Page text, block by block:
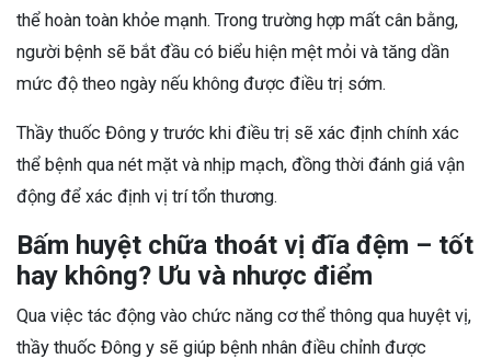
thể hoàn toàn khỏe mạnh. Trong trường hợp mất cân bằng,
người bệnh sẽ bắt đầu có biểu hiện mệt mỏi và tăng dần
mức độ theo ngày nếu không được điều trị sớm.
Thầy thuốc Đông y trước khi điều trị sẽ xác định chính xác
thể bệnh qua nét mặt và nhịp mạch, đồng thời đánh giá vận
động để xác định vị trí tổn thương.
Bấm huyệt chữa thoát vị đĩa đệm – tốt
hay không? Ưu và nhược điểm
Qua việc tác động vào chức năng cơ thể thông qua huyệt vị,
thầy thuốc Đông y sẽ giúp bệnh nhân điều chỉnh được